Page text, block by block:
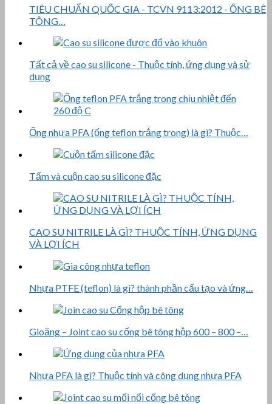
TIÊU CHUẨN QUỐC GIA - TCVN 9113:2012 - ỐNG BÊ
TÔNG…
Tất cả về cao su silicone - Thuộc tính, ứng dụng và sử
dụng
Ống nhựa PFA (ống teflon trắng trong) là gì? Thuộc…
Tấm và cuộn cao su silicone đặc
CAO SU NITRILE LÀ GÌ? THUỘC TÍNH, ỨNG DỤNG
VÀ LỢI ÍCH
Nhựa PTFE (teflon) là gì? thành phần cấu tạo và ứng…
Gioăng – Joint cao su cống bê tông hộp 600 – 800 –…
Nhựa PFA là gì? Thuộc tính và công dụng nhựa PFA